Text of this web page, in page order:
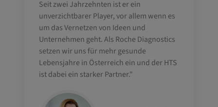
Seit zwei Jahrzehnten ist er ein
unverzichtbarer Player, vor allem wenn es
um das Vernetzen von Ideen und
Unternehmen geht. Als Roche Diagnostics
setzen wir uns für mehr gesunde
Lebensjahre in Österreich ein und der HTS
ist dabei ein starker Partner."